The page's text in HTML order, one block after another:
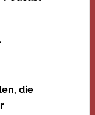
die